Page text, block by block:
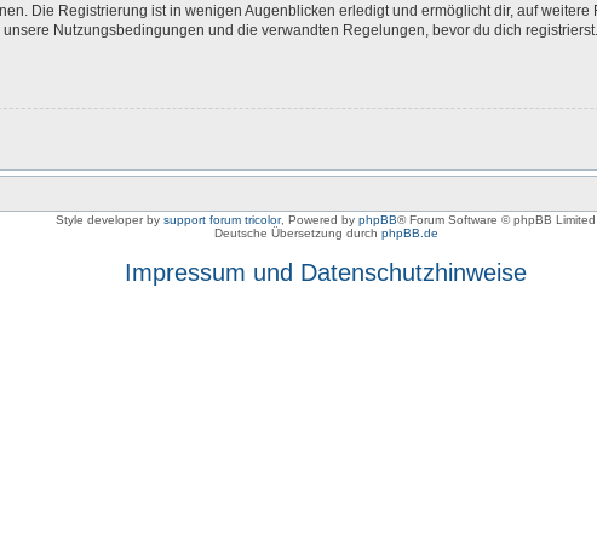
Die Registrierung ist in wenigen Augenblicken erledigt und ermöglicht dir, auf
Nutzungsbedingungen und die verwandten Regelungen, bevor du dich
Style developer by support forum tricolor, Powered by phpBB® Forum Software © phpBB Limited
Deutsche Übersetzung durch phpBB.de
Impressum und Datenschutzhinweise